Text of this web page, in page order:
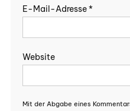
E-Mail-Adresse*
Website
Mit der Abgabe eines